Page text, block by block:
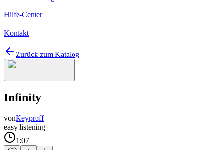
Hilfe-Center
Kontakt
Zurück zum Katalog
Infinity
vonKeyproff
easy listening
1:07